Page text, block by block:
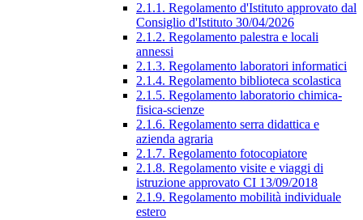
2.1.1. Regolamento d'Istituto approvato dal
Consiglio d'Istituto 30/04/2026
2.1.2. Regolamento palestra e locali
annessi
2.1.3. Regolamento laboratori informatici
2.1.4. Regolamento biblioteca scolastica
2.1.5. Regolamento laboratorio chimica-
fisica-scienze
2.1.6. Regolamento serra didattica e
azienda agraria
2.1.7. Regolamento fotocopiatore
2.1.8. Regolamento visite e viaggi di
istruzione approvato CI 13/09/2018
2.1.9. Regolamento mobilità individuale
estero